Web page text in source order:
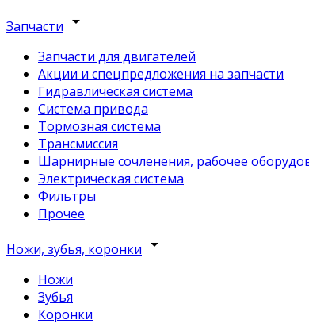
Запчасти arrow_drop_down
Запчасти для двигателей
Акции и спецпредложения на запчасти
Гидравлическая система
Система привода
Тормозная система
Трансмиссия
Шарнирные сочленения, рабочее
Электрическая система
Фильтры
Прочее
Ножи, зубья, коронки arrow_drop_down
Ножи
Зубья
Коронки